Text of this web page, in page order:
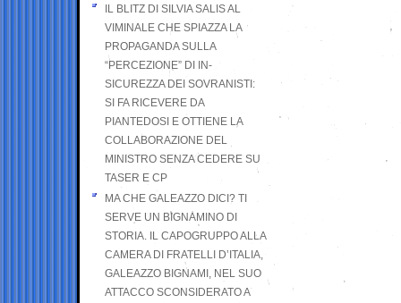
IL BLITZ DI SILVIA SALIS AL
VIMINALE CHE SPIAZZA LA
PROPAGANDA SULLA
“PERCEZIONE” DI IN-
SICUREZZA DEI SOVRANISTI:
SI FA RICEVERE DA
PIANTEDOSI E OTTIENE LA
COLLABORAZIONE DEL
MINISTRO SENZA CEDERE SU
TASER E CP
MA CHE GALEAZZO DICI? TI
SERVE UN BIGNAMINO DI
STORIA. IL CAPOGRUPPO ALLA
CAMERA DI FRATELLI D’ITALIA,
GALEAZZO BIGNAMI, NEL SUO
ATTACCO SCONSIDERATO A